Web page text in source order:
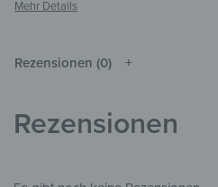
MATERIALIEN
Rezensionen (0)
Rezensionen